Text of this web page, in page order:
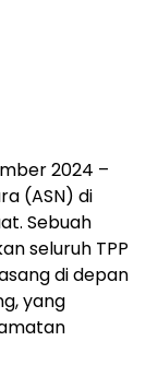
2024 –
(ASN) di
Sebuah
seluruh TPP
di depan
yang